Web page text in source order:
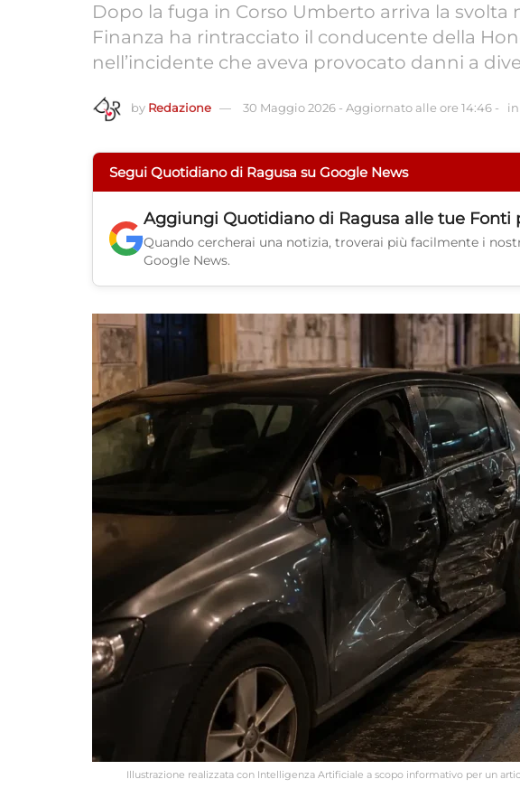
Dopo la fuga in Corso Umberto arriva la svolta
Finanza ha rintracciato il conducente della
nell’incidente che aveva provocato danni a
by Redazione 30 Maggio 2026 - Aggiornato alle ore 14:46 - in
Segui Quotidiano di Ragusa su Google News
Aggiungi Quotidiano di Ragusa alle tue Fonti
Quando cercherai una notizia, troverai più facilmente i
Google News.
Illustrazione realizzata con Intelligenza Artificiale a scopo informativo per un